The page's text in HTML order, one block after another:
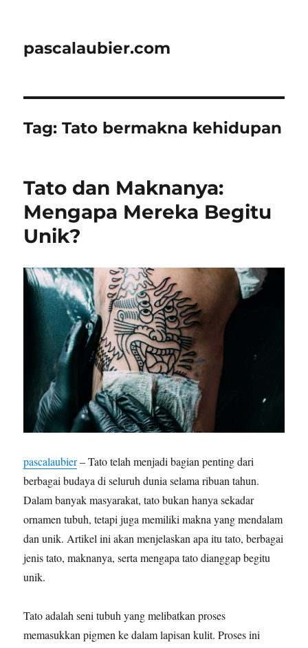
pascalaubier.com
Tag:Tato bermakna kehidupan
Tato dan Maknanya:
Mengapa Mereka Begitu
Unik?
pascalaubier– Tato telah menjadi bagian penting dari
berbagai budaya di seluruh dunia selama ribuan tahun.
Dalam banyak masyarakat, tato bukan hanya sekadar
ornamen tubuh, tetapi juga memiliki makna yang mendalam
dan unik. Artikel ini akan menjelaskan apa itu tato, berbagai
jenis tato, maknanya, serta mengapa tato dianggap begitu
unik.
Tato adalah seni tubuh yang melibatkan proses
memasukkan pigmen ke dalam lapisan kulit. Proses ini